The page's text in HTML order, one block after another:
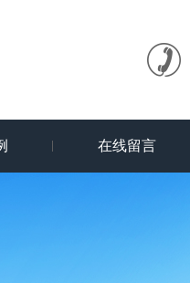
在线留言